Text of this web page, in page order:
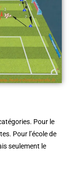
Pour le
Pour l’école de
seulement le